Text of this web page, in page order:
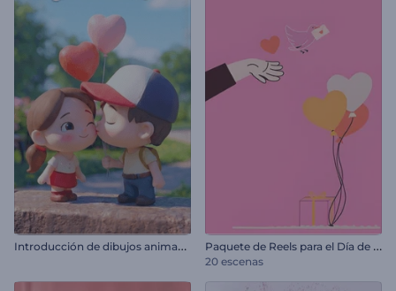
I
ntroducción de dibujos animados del Día de San Valentín P
aquete de Reels para el Día de San Valentín
20 escenas